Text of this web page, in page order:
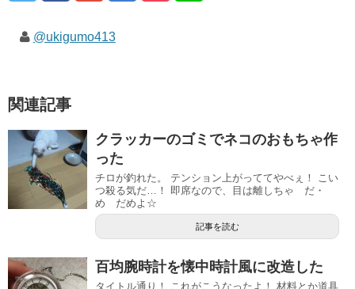
@ukigumo413
関連記事
クラッカーのゴミでネコのおもちゃ作
った
チロが釣れた。 テンション上がっててやべぇ！ こい
つ殺る気だ…！ 即席なので、目は離しちゃ だ・
め だめよ☆
記事を読む
百均腕時計を懐中時計風に改造した
タイトル通り！ これがこうなったよ！ 材料とか道具